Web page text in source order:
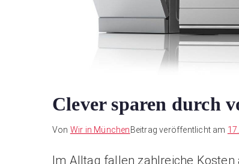
Clever sparen durch
Von Wir in München Beitrag veröffentlicht am
Im Alltag fallen zahlreiche